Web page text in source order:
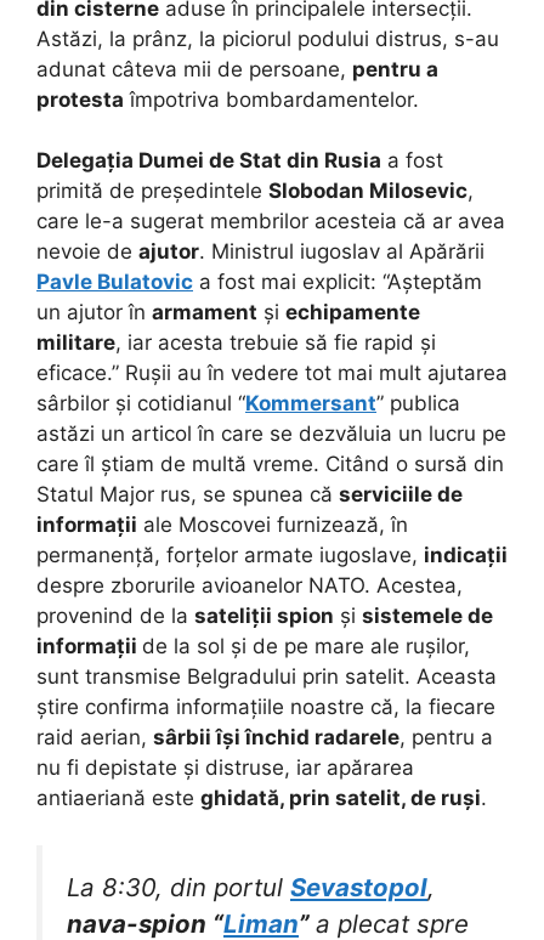
din cisterne aduse în principalele intersecții.
Astăzi, la prânz, la piciorul podului distrus, s-au
adunat câteva mii de persoane, pentru a
protesta împotriva bombardamentelor.
Delegația Dumei de Stat din Rusia a fost
primită de președintele Slobodan Milosevic,
care le-a sugerat membrilor acesteia că ar avea
nevoie de ajutor. Ministrul iugoslav al Apărării
Pavle Bulatovic a fost mai explicit: “Așteptăm
un ajutor în armament și echipamente
militare, iar acesta trebuie să fie rapid și
eficace.” Rușii au în vedere tot mai mult ajutarea
sârbilor și cotidianul “Kommersant” publica
astăzi un articol în care se dezvăluia un lucru pe
care îl știam de multă vreme. Citând o sursă din
Statul Major rus, se spunea că serviciile de
informații ale Moscovei furnizează, în
permanență, forțelor armate iugoslave, indicații
despre zborurile avioanelor NATO. Acestea,
provenind de la sateliții spion și sistemele de
informații de la sol și de pe mare ale rușilor,
sunt transmise Belgradului prin satelit. Aceasta
știre confirma informațiile noastre că, la fiecare
raid aerian, sârbii își închid radarele, pentru a
nu fi depistate și distruse, iar apărarea
antiaeriană este ghidată, prin satelit, de ruși.
La 8:30, din portul Sevastopol,
nava-spion “Liman” a plecat spre